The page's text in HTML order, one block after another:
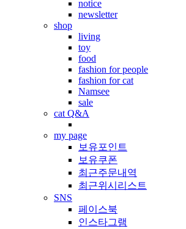
notice
newsletter
shop
living
toy
food
fashion for people
fashion for cat
Namsee
sale
cat Q&A
my page
보유포인트
보유쿠폰
최근주문내역
최근위시리스트
SNS
페이스북
인스타그램